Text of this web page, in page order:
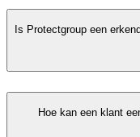
Is Protectgroup een
Hoe kan een klant